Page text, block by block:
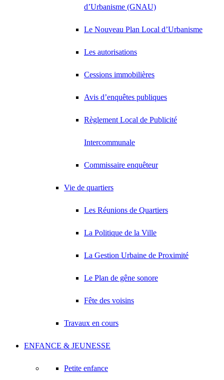
d’Urbanisme (GNAU)
Le Nouveau Plan Local d’Urbanisme
Les autorisations
Cessions immobilières
Avis d’enquêtes publiques
Règlement Local de Publicité
Intercommunale
Commissaire enquêteur
Vie de quartiers
Les Réunions de Quartiers
La Politique de la Ville
La Gestion Urbaine de Proximité
Le Plan de gêne sonore
Fête des voisins
Travaux en cours
ENFANCE & JEUNESSE
Petite enfance